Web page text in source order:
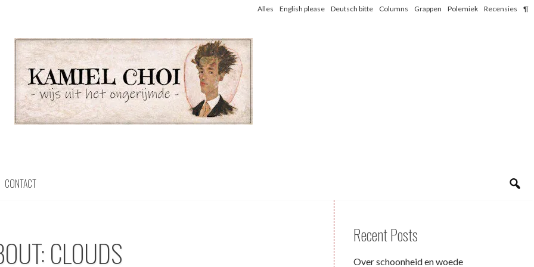
Alles English please Deutsch bitte Columns Grappen Polemiek Recensies ¶
CONTACT
CLOUDS Recent Posts
Over schoonheid en woede